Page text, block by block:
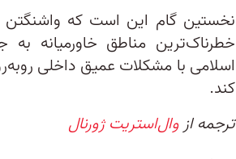
نخستین گام این است که واشنگتن
خطرناک‌ترین مناطق خاورمیانه
اسلامی با مشکلات عمیق داخلی
کند.
ترجمه ازوال‌استریت ژورنال